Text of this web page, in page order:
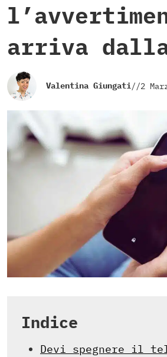
arriva dalla
Valentina Giungati//2
Indice
Devi spegnere il